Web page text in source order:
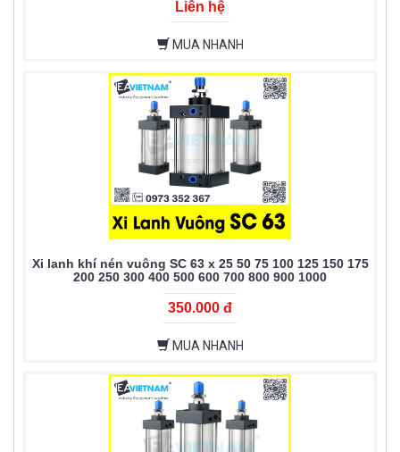
Liên hệ
MUA NHANH
Xi lanh khí nén vuông SC 63 x 25 50 75 100 125 150 175
200 250 300 400 500 600 700 800 900 1000
350.000 đ
MUA NHANH